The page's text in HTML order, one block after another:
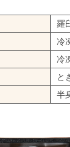
羅
冷
冷
と
半